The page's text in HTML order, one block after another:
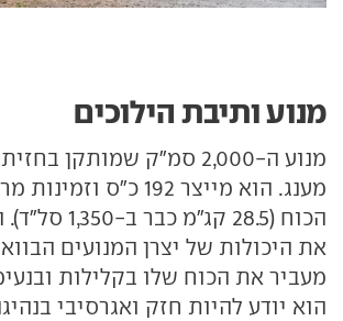
מנוע ותיבת הילוכים
מנוע ה-2,000 סמ"ק שמותקן
מענג. הוא מייצר 192 כ"ס
הכוח (28.5 קג"מ
את היכולות של יצרן המנועים
מעביר את הכוח שלו בקלילות
הוא יודע להיות חזק ואגרסיבי